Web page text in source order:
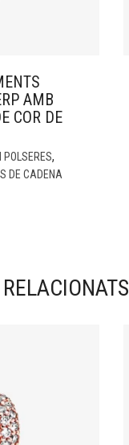
AMB
COR DE
,
DE CADENA